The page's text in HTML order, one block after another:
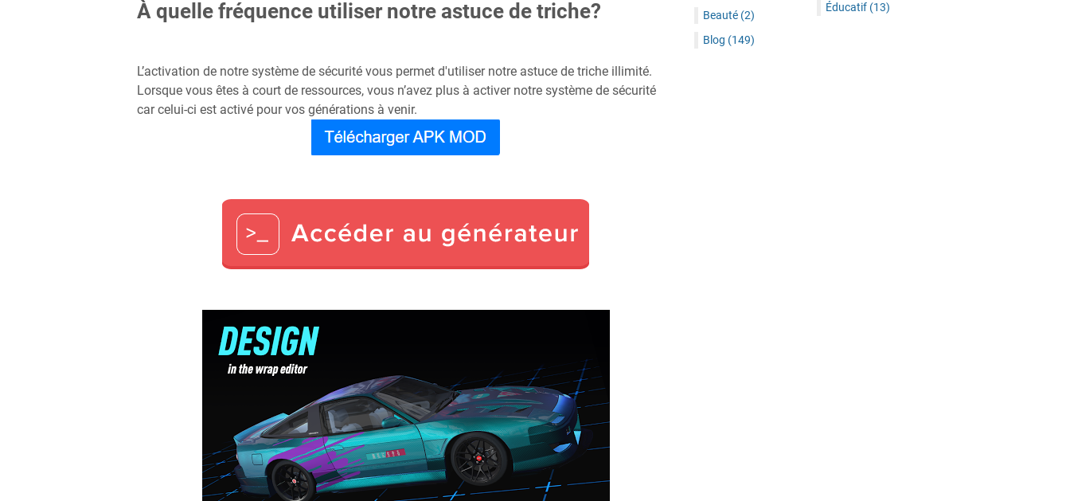
À quelle fréquence utiliser notre astuce de triche?
L’activation de notre système de sécurité vous permet d'utiliser notre astuce de triche illimité.
Lorsque vous êtes à court de ressources, vous n’avez plus à activer notre système de sécurité
car celui-ci est activé pour vos générations à venir.
Beauté (2)
Blog (149)
Éducatif (13)